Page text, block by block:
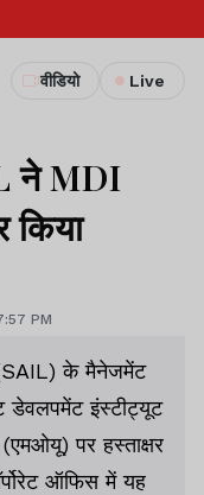
वीडियो Live
ने MDI
किया
PM
(SAIL) के मैनेजमेंट
डेवलपमेंट इंस्टीट्यूट
पर हस्ताक्षर
ऑफिस में यह